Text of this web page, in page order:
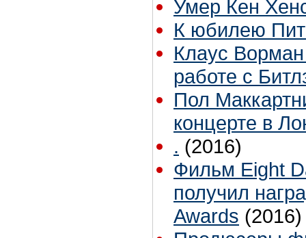
Умер Кен
К юбилею
Клаус
работе с
Пол
концерте в
. (2016)
Фильм Eight
получил
Awards (2016)